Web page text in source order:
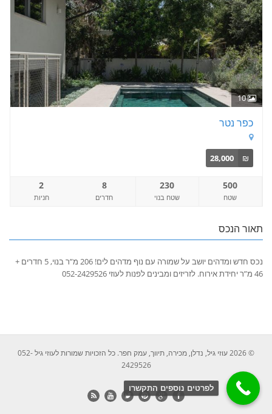
10
כפר נטר
₪
28,000
500
שטח
230
שטח בנוי
8
חדרים
2
חניות
תאור הנכס
נכס חדש ומדהים יושב על שמורה עם נוף מדהים לים! 206 מ”ר בנוי, 5 חדרים +
46 מ”ר יחידת אירוח. לזריזים ומבינים לפנות לעוזי 052-2429526
© 2026 עוזי גיל, נדלן, מכירה, תיווך, עמק חפר. כל הזכויות שמורות לעוזי גיל 052-
2429526
לפרטים נוספים התקשרו